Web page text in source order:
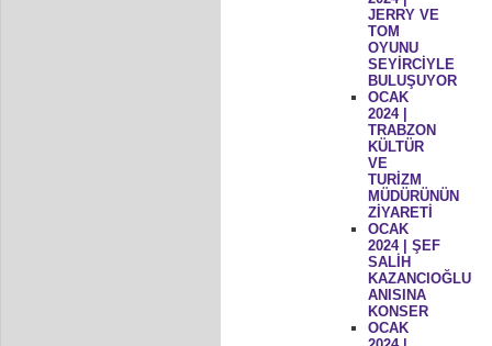
JERRY VE
TOM
OYUNU
SEYİRCİYLE
BULUŞUYOR
OCAK
2024 |
TRABZON
KÜLTÜR
VE
TURİZM
MÜDÜRÜNÜN
ZİYARETİ
OCAK
2024 | ŞEF
SALİH
KAZANCIOĞLU
ANISINA
KONSER
OCAK